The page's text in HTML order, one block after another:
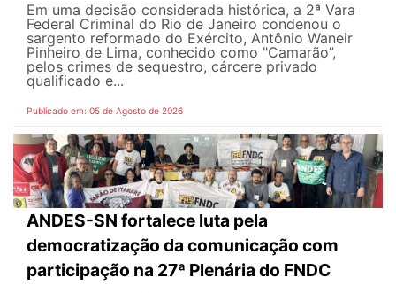
Em uma decisão considerada histórica, a 2ª Vara
Federal Criminal do Rio de Janeiro condenou o
sargento reformado do Exército, Antônio Waneir
Pinheiro de Lima, conhecido como "Camarão”,
pelos crimes de sequestro, cárcere privado
qualificado e...
Publicado em: 05 de Agosto de 2026
ANDES-SN fortalece luta pela
democratização da comunicação com
participação na 27ª Plenária do FNDC